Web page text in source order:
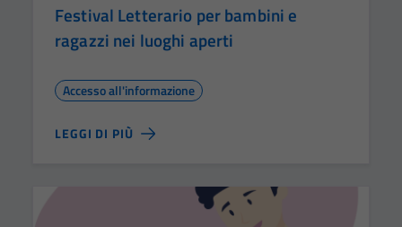
Festival Letterario per bambini e
ragazzi nei luoghi aperti
Accesso all'informazione
LEGGI DI PIÙ